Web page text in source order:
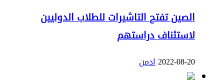
الصين تفتح التاشيرات للطلاب الدوليين
لاستئناف دراستهم
2022-08-20ادمن